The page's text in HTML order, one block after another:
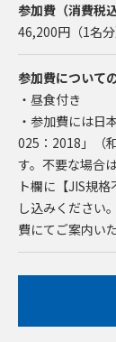
参加費（消費税込
46,200円（1名分
参加費について
・昼食付き
・参加費には日
025：2018」（
す。不要な場合
ト欄に【JIS規
し込みください
費にてご案内い